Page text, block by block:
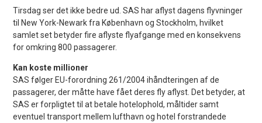
Tirsdag ser det ikke bedre ud. SAS har aflyst dagens flyvninger
til New York-Newark fra København og Stockholm, hvilket
samlet set betyder fire aflyste flyafgange med en konsekvens
for omkring 800 passagerer.
Kan koste millioner
SAS følger EU-forordning 261/2004 ihåndteringen af de
passagerer, der måtte have fået deres fly aflyst. Det betyder, at
SAS er forpligtet til at betale hotelophold, måltider samt
eventuel transport mellem lufthavn og hotel forstrandede